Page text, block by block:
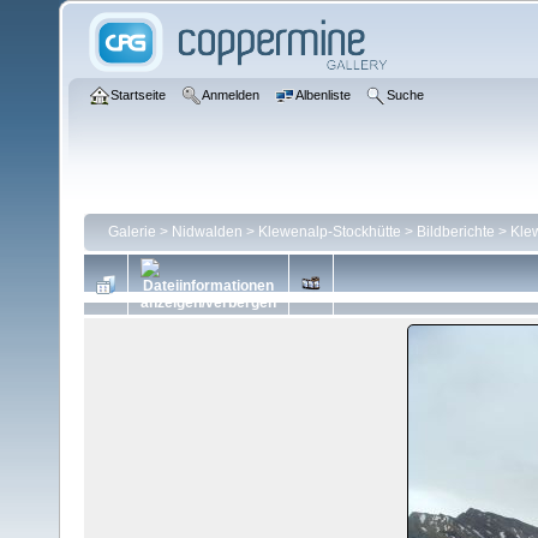
Startseite Anmelden Albenliste Suche
Galerie > Nidwalden > Klewenalp-Stockhütte > Bildberichte >